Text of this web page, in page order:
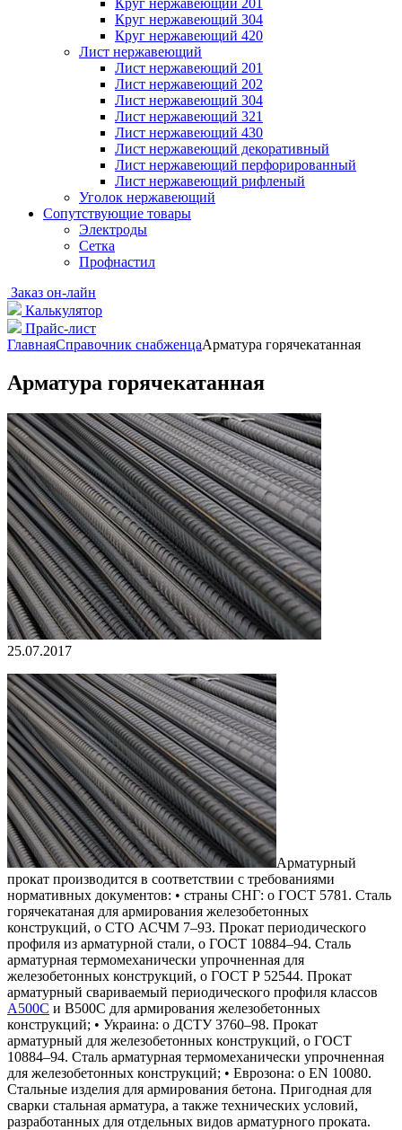
Круг нержавеющий 201
Круг нержавеющий 304
Круг нержавеющий 420
Лист нержавеющий
Лист нержавеющий 201
Лист нержавеющий 202
Лист нержавеющий 304
Лист нержавеющий 321
Лист нержавеющий 430
Лист нержавеющий декоративный
Лист нержавеющий перфорированный
Лист нержавеющий рифленый
Уголок нержавеющий
Cопутствующие товары
Электроды
Сетка
Профнастил
Заказ он-лайн
Калькулятор
Прайс-лист
ГлавнаяСправочник снабженцаАрматура горячекатанная
Арматура горячекатанная
25.07.2017
Арматурный
прокат производится в соответствии с требованиями
нормативных документов: • страны СНГ: o ГОСТ 5781. Сталь
горячекатаная для армирования железобетонных
конструкций, o СТО АСЧМ 7–93. Прокат периодического
профиля из арматурной стали, o ГОСТ 10884–94. Сталь
арматурная термомеханически упрочненная для
железобетонных конструкций, o ГОСТ Р 52544. Прокат
арматурный свариваемый периодического профиля классов
А500С и В500С для армирования железобетонных
конструкций; • Украина: o ДСТУ 3760–98. Прокат
арматурный для железобетонных конструкций, o ГОСТ
10884–94. Сталь арматурная термомеханически упрочненная
для железобетонных конструкций; • Еврозона: o EN 10080.
Стальные изделия для армирования бетона. Пригодная для
сварки стальная арматура, а также технических условий,
разработанных для отдельных видов арматурного проката.